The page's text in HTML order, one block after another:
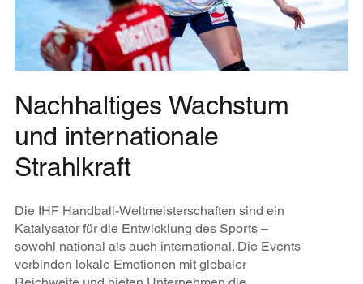
Nachhaltiges Wachstum
und internationale
Strahlkraft
Die IHF Handball-Weltmeisterschaften sind ein
Katalysator für die Entwicklung des Sports –
sowohl national als auch international. Die Events
verbinden lokale Emotionen mit globaler